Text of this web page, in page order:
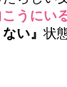
うにい
ない』状